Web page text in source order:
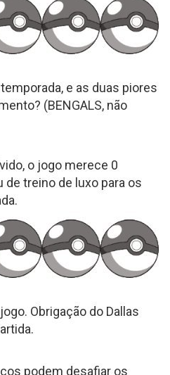
e as duas piores
(BENGALS, não
o jogo merece 0
de treino de luxo para os
Obrigação do Dallas
podem desafiar os